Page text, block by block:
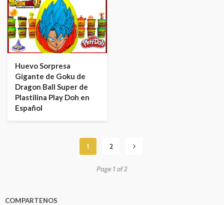
Huevo Sorpresa
Gigante de Goku de
Dragon Ball Super de
Plastilina Play Doh en
Español
1 2
Page 1 of 2
COMPARTENOS